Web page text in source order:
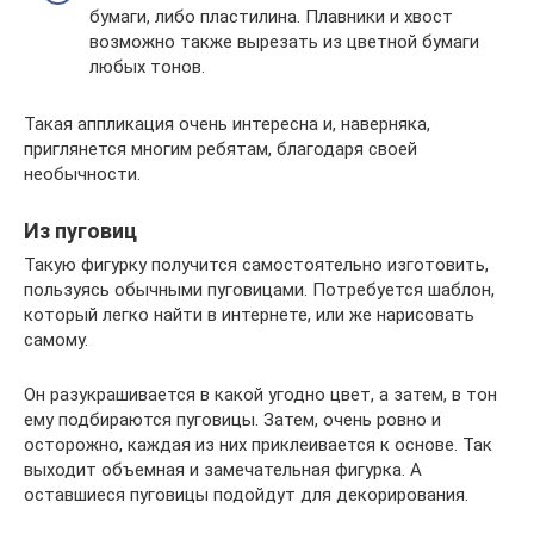
бумаги, либо пластилина. Плавники и хвост
возможно также вырезать из цветной бумаги
любых тонов.
Такая аппликация очень интересна и, наверняка,
приглянется многим ребятам, благодаря своей
необычности.
Из пуговиц
Такую фигурку получится самостоятельно изготовить,
пользуясь обычными пуговицами. Потребуется шаблон,
который легко найти в интернете, или же нарисовать
самому.
Он разукрашивается в какой угодно цвет, а затем, в тон
ему подбираются пуговицы. Затем, очень ровно и
осторожно, каждая из них приклеивается к основе. Так
выходит объемная и замечательная фигурка. А
оставшиеся пуговицы подойдут для декорирования.